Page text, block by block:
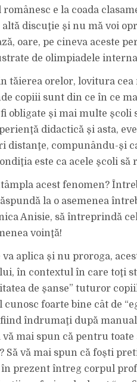
e la coada
altă discuţie şi nu mă voi
oare, pe cineva aceste
de olimpiadele
tăierea orelor, lovitura
copiii sunt din ce în ce
obligate şi mai multe şcoli
didactică şi asta,
distanţe, compunându-şi
este ca acele şcoli să
acest fenomen?
la o asemenea
Anisie, să întreprindă
voinţă!
va aplica şi nu proroga,
în contextul în care toţi
de şanse” tuturor
cunosc foarte bine cât de
îndrumaţi după
vă mai spun că pentru
Să vă mai spun că foşti
prezent întreg corpul